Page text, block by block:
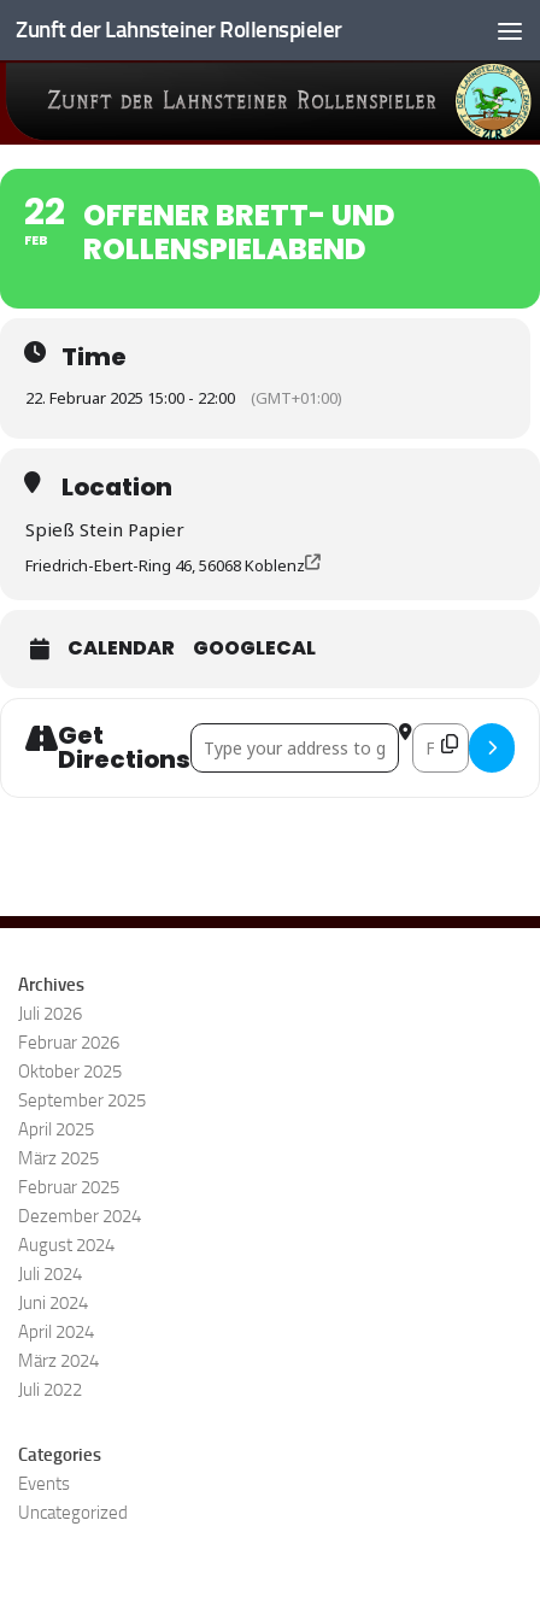
Zum Inhalt springen
Zunft der Lahnsteiner Rollenspieler
22
FEB
OFFENER BRETT- UND
ROLLENSPIELABEND
Time
22. Februar 2025 15:00 - 22:00 (GMT+01:00)
Location
Spieß Stein Papier
Friedrich-Ebert-Ring 46, 56068 Koblenz
CALENDAR GOOGLECAL
Get
Directions
Address - Offener Brett- undDestination
Archives
Juli 2026
Februar 2026
Oktober 2025
September 2025
April 2025
März 2025
Februar 2025
Dezember 2024
August 2024
Juli 2024
Juni 2024
April 2024
März 2024
Juli 2022
Categories
Events
Uncategorized